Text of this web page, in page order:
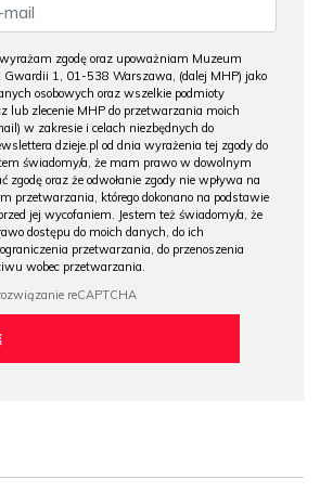
zgodę oraz upoważniam Muzeum
Gwardii 1, 01-538 Warszawa, (dalej MHP) jako
osobowych oraz wszelkie podmioty
lub zlecenie MHP do przetwarzania moich
w zakresie i celach niezbędnych do
dzieje.pl od dnia wyrażenia tej zgody do
świadomy/a, że mam prawo w dowolnym
zgodę oraz że odwołanie zgody nie wpływa na
przetwarzania, którego dokonano na podstawie
jej wycofaniem. Jestem też świadomy/a, że
dostępu do moich danych, do ich
przetwarzania, do przenoszenia
wobec przetwarzania.